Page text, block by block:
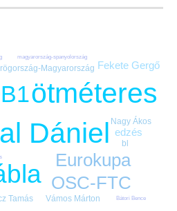
Dániel
ötméteres
Eurokupa
OSC-FTC
edzés
Fekete Gergő
bl
Magyarország
Tamás
Nagy Ákos
Vámos Márton Bátori Bence
magyarország-spanyolország